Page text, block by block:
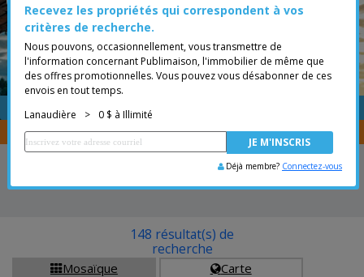
Placer une annonce
Vous êtes courtier, transférer vos propriétés avecCENTRIS
Mosaïque Carte
148 résultat(s) de
recherche
Recevez les propriétés qui correspondent à vos
critères de recherche.
Nous pouvons, occasionnellement, vous transmettre de
l'information concernant Publimaison, l'immobilier de même que
des offres promotionnelles. Vous pouvez vous désabonner de ces
envois en tout temps.
Lanaudière
> 0 $ à Illimité
Déjà membre? Connectez-vous